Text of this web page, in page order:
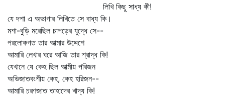
লিখি কিছু সাধ্য কী!
যে দশা এ অভাগার লিখিতে সে বাধ্য কি।
মশা-বুড়ি মরেছিল চাপড়ের যুদ্ধে সে--
পরলোকগত তার আত্মার উদ্দেশে
আমারি লেখার ঘরে আজি তার শ্রাদ্ধ কি!
যেখানে যে কেহ ছিল আত্মীয় পরিজন
অভিজাতবংশীয় কেহ, কেহ হরিজন--
আমারি চরণজাত তাহাদের খাদ্য কি!